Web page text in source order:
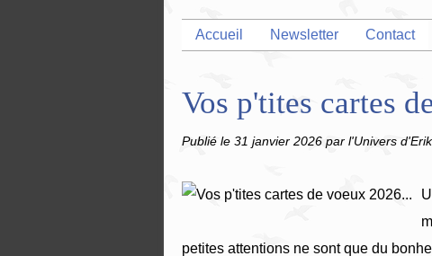
Accueil Newsletter Contact
Vos p'tites cartes
Publié le 31 janvier 2026 par l'Univers
petites attentions ne sont que du